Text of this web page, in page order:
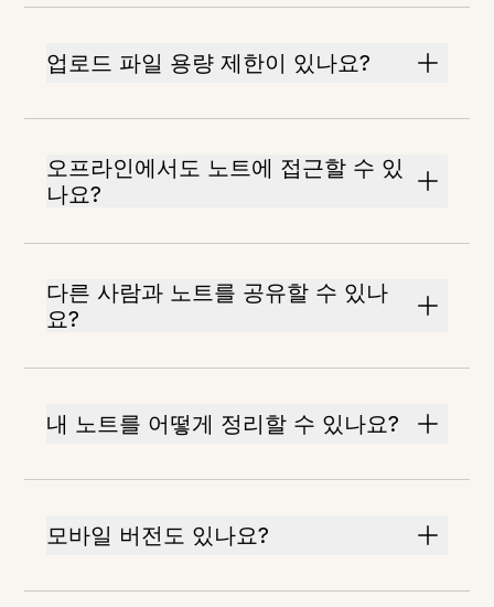
업로드 파일 용량 제한이 있나요?
오프라인에서도 노트에 접근할 수 있
나요?
다른 사람과 노트를 공유할 수 있나
요?
내 노트를 어떻게 정리할 수 있나요?
모바일 버전도 있나요?